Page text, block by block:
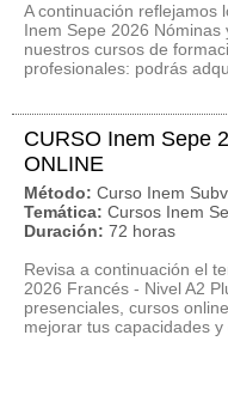
A continuación reflejamos
Inem Sepe 2026 Nóminas
nuestros cursos de
profesionales: podrás
CURSO Inem Sepe
ONLINE
Método: Curso Inem
Temática: Cursos Inem
Duración: 72 horas
Revisa a continuación el
2026 Francés - Nivel A2
presenciales, cursos
mejorar tus capacidades y